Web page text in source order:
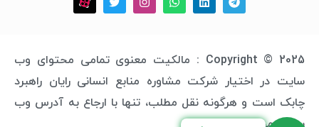
Copyright © 2025 : مالکیت معنوی تمامی محتوای وب
سایت در اختیار شرکت مشاوره منابع انسانی رایان راهبرد
چابک است و هرگونه نقل مطلب، تنها با ارجاع به آدرس وب